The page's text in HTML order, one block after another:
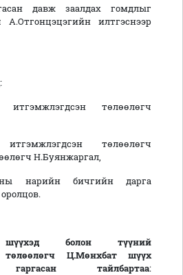
давж заалдах гомдлыг
А.Отгонцэцэгийн илтгэснээр
итгэмжлэгдсэн төлөөлөгч
төлөөлөгч
Н.Буянжаргал,
нарийн бичгийн дарга
шүүхэд болон түүний
төлөөлөгч Ц.Мөнхбат
шүүх
гаргасан тайлбартаа: